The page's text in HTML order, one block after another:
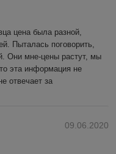
цена была разной,
Пыталась поговорить,
Они мне-цены растут, мы
эта информация не
отвечает за
09.06.2020